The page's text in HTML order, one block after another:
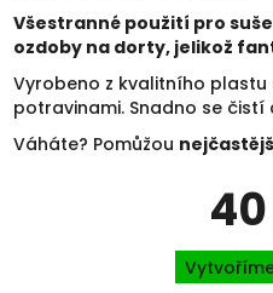
Všestranné použití pro
ozdoby na dorty, jelikož
Vyrobeno z kvalitního
potravinami. Snadno se
Váháte? Pomůžou